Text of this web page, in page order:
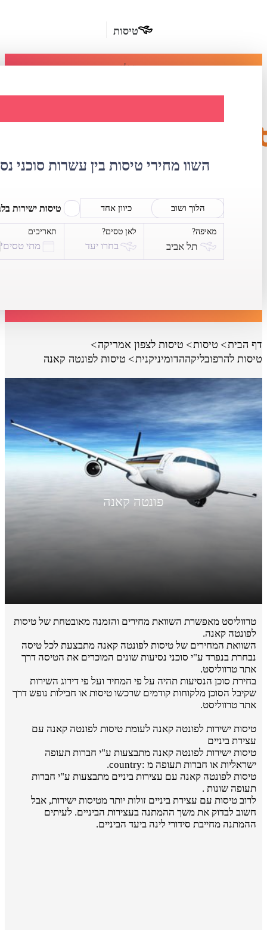
טיסות
מומלץ
בחו"ל
השכרת
רכב
השוו מחירי טיסות בין עשרות סוכני
הלוך ושוב כיוון אחד טיסות ישירות
מאיפה?
תל אביב
לאן טסים?
בחרו יעד
תאריכים
מתי
דף הבית טיסות
טיסות לצפון אמריקה
טיסות להרפובליקההדומיניקנית
טיסות לפונטה קאנה
פונטה קאנה
טרווליסט מאפשרת השוואת מחירים והזמנה מאובטחת של טיסות
לפונטה קאנה.
השוואת המחירים של טיסות לפונטה קאנה מתבצעת לכל טיסה
נבחרת בנפרד ע"י סוכני נסיעות שונים המוכרים את הטיסה דרך
אתר טרווליסט.
בחירת סוכן הנסיעות תהיה על פי המחיר ועל פי דירוג השירות
שקיבל הסוכן מלקוחות קודמים שרכשו טיסות או חבילות נופש דרך
אתר טרווליסט.
טיסות ישירות לפונטה קאנה לעומת טיסות לפונטה קאנה עם
עצירת ביניים
טיסות ישירות לפונטה קאנה מתבצעות ע"י חברות תעופה
ישראליות או חברות תעופה מ :country.
טיסות לפונטה קאנה עם עצירות ביניים מתבצעות ע"י חברות
תעופה שונות .
לרוב טיסות עם עצירת ביניים זולות יותר מטיסות ישירות, אבל
חשוב לבדוק את משך ההמתנה בעצירות הביניים. לעיתים
ההמתנה מחייבת סידורי לינה ביעד הביניים.